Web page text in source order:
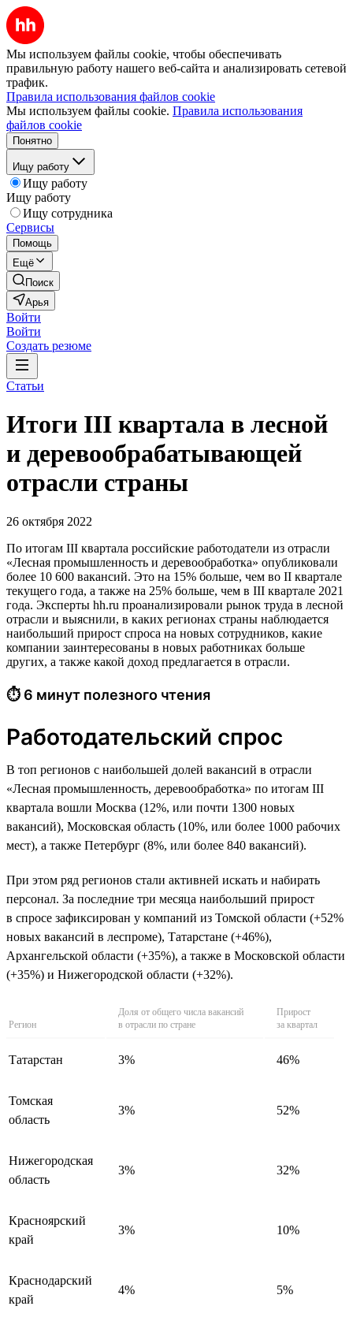
Мы используем файлы cookie, чтобы обеспечивать
правильную работу нашего веб-сайта и анализировать сетевой
трафик.
Правила использования файлов cookie
Мы используем файлы cookie. Правила использования
файлов cookie
Понятно
Ищу работу
Ищу работу
Ищу работу
Ищу сотрудника
Сервисы
Помощь
Ещё
Поиск
Арья
Войти
Войти
Создать резюме
Статьи
Итоги III квартала в лесной
и деревообрабатывающей
отрасли страны
26 октября 2022
По итогам III квартала российские работодатели из отрасли
«Лесная промышленность и деревообработка» опубликовали
более 10 600 вакансий. Это на 15% больше, чем во II квартале
текущего года, а также на 25% больше, чем в III квартале 2021
года. Эксперты hh.ru проанализировали рынок труда в лесной
отрасли и выяснили, в каких регионах страны наблюдается
наибольший прирост спроса на новых сотрудников, какие
компании заинтересованы в новых работниках больше
других, а также какой доход предлагается в отрасли.
⏱ 6 минут полезного чтения
Работодательский спрос
В топ регионов с наибольшей долей вакансий в отрасли
«Лесная промышленность, деревообработка» по итогам III
квартала вошли Москва (12%, или почти 1300 новых
вакансий), Московская область (10%, или более 1000 рабочих
мест), а также Петербург (8%, или более 840 вакансий).
При этом ряд регионов стали активней искать и набирать
персонал. За последние три месяца наибольший прирост
в спросе зафиксирован у компаний из Томской области (+52%
новых вакансий в леспроме), Татарстане (+46%),
Архангельской области (+35%), а также в Московской области
(+35%) и Нижегородской области (+32%).
Регион
Доля от общего числа вакансий
в отрасли по стране
Прирост
за квартал
Татарстан 3% 46%
Томская
область
3% 52%
Нижегородская
область
3% 32%
Красноярский
край
3% 10%
Краснодарский
край
4% 5%